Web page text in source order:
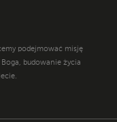
podejmować misję
budowanie życia